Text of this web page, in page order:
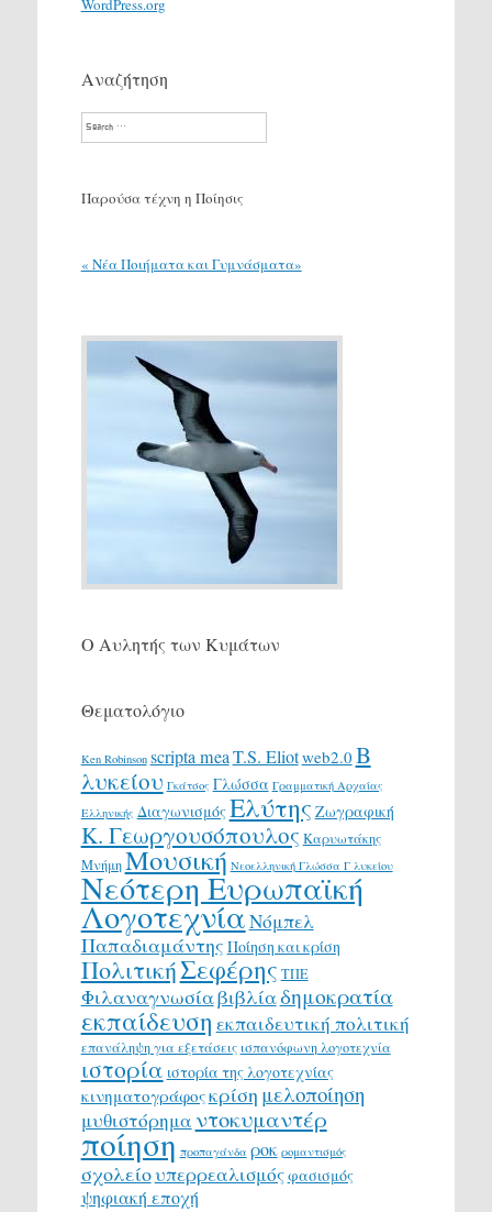
WordPress.org
Αναζήτηση
Search
Παρούσα τέχνη η Ποίησις
« Νέα Ποιήματα και Γυμνάσματα»
Ο Αυλητής των Κυμάτων
Θεματολόγιο
Ken Robinson scripta meaT.S. Eliotweb2.0 Β
λυκείου Γκάτσος Γλώσσα Γραμματική Αρχαίας
Ελληνικής ΔιαγωνισμόςΕλύτης Ζωγραφική
Κ. Γεωργουσόπουλος Καρυωτάκης
ΜνήμηΜουσική Νεοελληνική Γλώσσα Γ λυκείου
Νεότερη Ευρωπαϊκή
ΛογοτεχνίαΝόμπελ
Παπαδιαμάντης Ποίηση και κρίση
ΠολιτικήΣεφέρης ΤΠΕ
Φιλαναγνωσίαβιβλίαδημοκρατία
εκπαίδευση εκπαιδευτική πολιτική
επανάληψη για εξετάσεις ισπανόφωνη λογοτεχνία
ιστορία ιστορία της λογοτεχνίας
κινηματογράφοςκρίση μελοποίηση
μυθιστόρημα ντοκυμαντέρ
ποίηση προπαγάνδα ροκ ρομαντισμός
σχολείουπερρεαλισμόςφασισμός
ψηφιακή εποχή